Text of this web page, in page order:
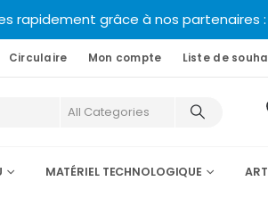
grâce à nos partenaires :
Circulaire Mon compte Liste de
MATÉRIEL TECHNOLOGIQUE